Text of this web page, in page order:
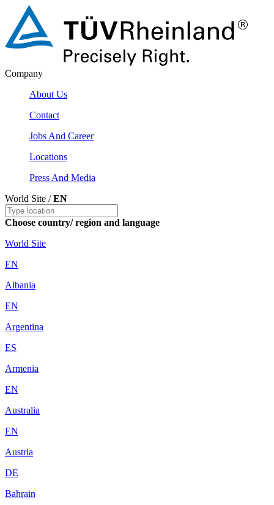
Company
About Us
Contact
Jobs And Career
Locations
Press And Media
World Site /EN
Choose country/ region and language
World Site
EN
Albania
EN
Argentina
ES
Armenia
EN
Australia
EN
Austria
DE
Bahrain